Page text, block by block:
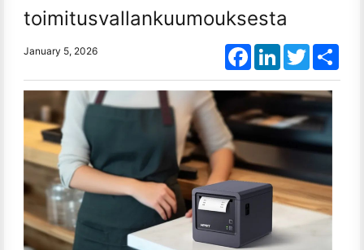
toimitusvallankuumouksesta
January 5, 2026 FacebookLinkedInTwitter